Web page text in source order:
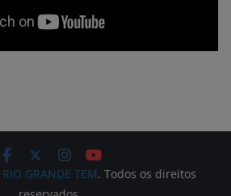
RIO GRANDE TEM. Todos os direitos